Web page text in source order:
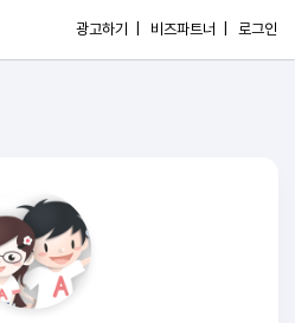
광고하기 | 비즈파트너 | 로그인